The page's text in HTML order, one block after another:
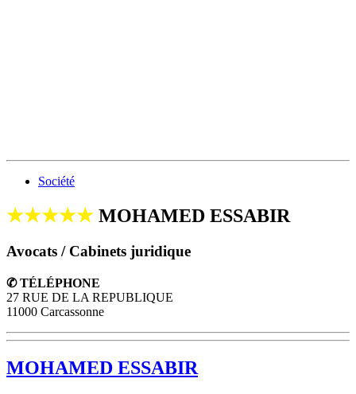
Société
★★★★★ MOHAMED ESSABIR
Avocats / Cabinets juridique
✆ TÉLÉPHONE
27 RUE DE LA REPUBLIQUE
11000 Carcassonne
MOHAMED ESSABIR